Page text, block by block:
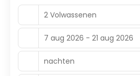
2 Volwassenen
7 aug 2026 - 21 aug 2026
nachten